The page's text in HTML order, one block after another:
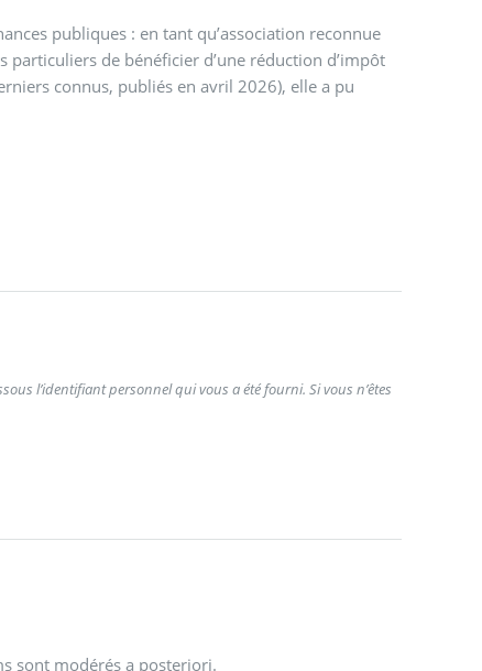
publiques : en tant qu’association reconnue
particuliers de bénéficier d’une réduction d’impôt
connus, publiés en avril 2026), elle a pu
l’identifiant personnel qui vous a été fourni. Si vous n’êtes
sont modérés a posteriori.